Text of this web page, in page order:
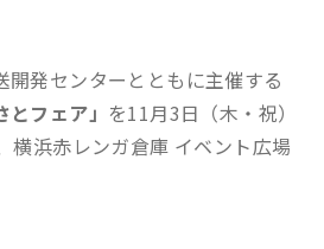
開発センターとともに主催する
とフェア」 を11月3日（木・祝）
横浜赤レンガ倉庫 イベント広場